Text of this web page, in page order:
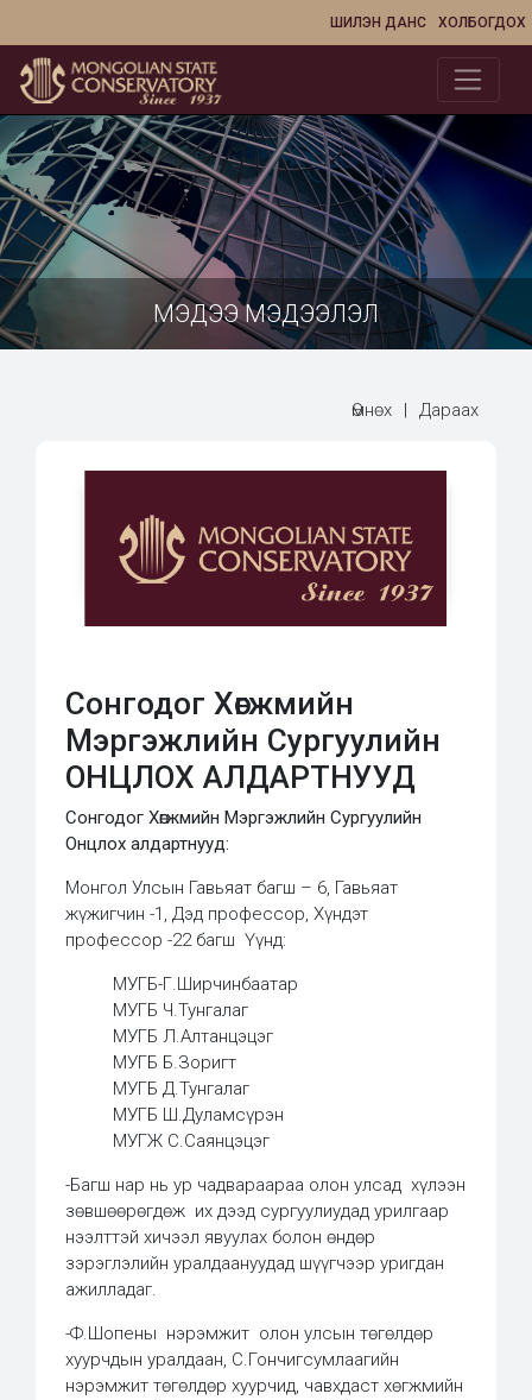
ХОЛБОГДОХ
ШИЛЭН ДАНС
МЭДЭЭ МЭДЭЭЛЭЛ
Өмнөх | Дараах
Сонгодог Хөгжмийн
Мэргэжлийн Сургуулийн
ОНЦЛОХ АЛДАРТНУУД
Сонгодог Хөгжмийн Мэргэжлийн Сургуулийн
Онцлох алдартнууд:
Монгол Улсын Гавьяат багш – 6, Гавьяат
жүжигчин -1, Дэд профессор, Хүндэт
профессор -22 багш Үүнд:
МУГБ-Г.Ширчинбаатар
МУГБ Ч.Тунгалаг
МУГБ Л.Алтанцэцэг
МУГБ Б.Зоригт
МУГБ Д.Тунгалаг
МУГБ Ш.Дуламсүрэн
МУГЖ С.Саянцэцэг
-Багш нар нь ур чадвараараа олон улсад хүлээн
зөвшөөрөгдөж их дээд сургуулиудад урилгаар
нээлттэй хичээл явуулах болон өндөр
зэрэглэлийн уралдаануудад шүүгчээр уригдан
ажилладаг.
-Ф.Шопены нэрэмжит олон улсын төгөлдөр
хуурчдын уралдаан, С.Гончигсумлаагийн
нэрэмжит төгөлдөр хуурчид, чавхдаст хөгжмийн